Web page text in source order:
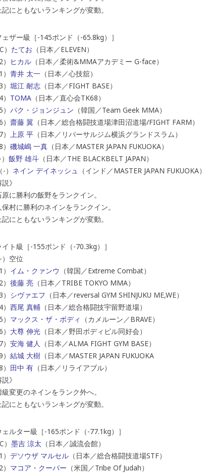
記にともないランキングが変動。
ザー級［-145ポンド（-65.8kg）］
たてお （日本／ELEVEN）
ヒカル （日本／柔術&MMAアカデミー G-face）
青井 太一 （日本／心技舘）
堀江 耐志 （日本／FIGHT BASE）
TOMA （日本／直心会TK68）
パク・ジョンジュン （韓国／Team Geek MMA）
齋藤 翼 （日本／総合格闘技道場津田沼道場/FIGHT FARM）
上原 平 （日本／リバーサルジム横浜グランドスラム）
磯城嶋 一真 （日本／MASTER JAPAN FUKUOKA）
飯野 雄斗 （日本／THE BLACKBELT JAPAN）
） ネイン デイネッシュ （インド／MASTER JAPAN FUKUOKA）
説》
原に勝利の飯野をランクイン。
保村に勝利のネインをランクイン。
記にともないランキングが変動。
ト級［-155ポンド（-70.3kg）］
）空位
イム・クァンウ （韓国／Extreme Combat）
後藤 亮 （日本／TRIBE TOKYO MMA）
シヴァエフ （日本／reversal GYM SHINJUKU ME,WE）
西尾 真輔 （日本／総合格闘技宇留野道場）
マックス・ザ・ボディ
（カメルーン／BRAVE）
大尊 伸光 （日本／野田ボディビル同好会）
安海 健人 （日本／ALMA FIGHT GYM BASE）
結城 大樹 （日本／MASTER JAPAN FUKUOKA
田中 有 （日本／リライアブル）
説》
級変更のネインをランク外へ。
記にともないランキングが変動。
ルター級［-165ポンド（-77.1kg）］
墨吉 涼太 （日本／誠流会館）
デソウザ マルセル （日本／総合格闘技道場STF）
マコア・クーパー （米国／Tribe Of Judah）